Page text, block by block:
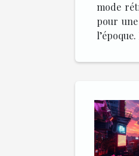
mode
pour